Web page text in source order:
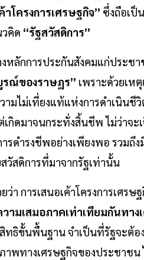
าโครงการเศรษฐกิจ” ซึ่งถือเป็
คิด “รัฐสวัสดิการ”
งหลักการประกันสังคมแก่ประ
ณ์ของราษฎร” เพราะด้วยเห
มไม่เที่ยงแท้แห่งการดำเนิน
เกิดมาจนกระทั่งสิ้นชีพ ไม่ว่าจ
รดำรงชีพอย่างเพียงพอ รวมถึ
วัสดิการที่มาจากรัฐเท่านั้น
ว่า การเสนอเค้าโครงการเ
วามเสมอภาคเท่าเทียมกันทา
ทธิขั้นพื้นฐาน จำเป็นที่รัฐจะต้อ
าพทางเศรษฐกิจของประชาชน